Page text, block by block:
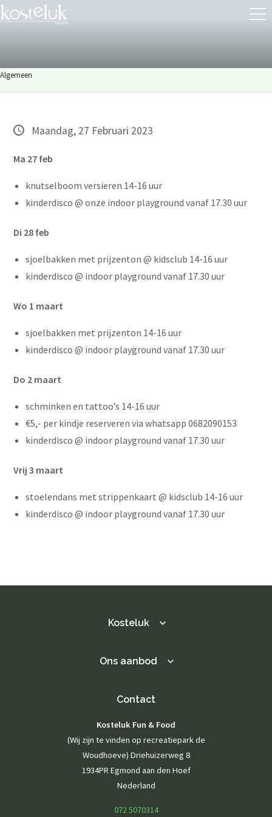
Actueel
Over ons
Menukaart
Feestjes met vrienden &
familie
Kraamfeest of
Verjaardag
Activiteiten
Speelmogelijkheden
Algemeen
Maandag, 27 Februari 2023
Ma 27 feb
knutselboom versieren 14-16 uur
kinderdisco @ onze indoor playground vanaf 17.30 uur
Di 28 feb
sjoelbakken met prijzenton @ kidsclub 14-16 uur
kinderdisco @ indoor playground vanaf 17.30 uur
Wo 1 maart
sjoelbakken met prijzenton 14-16 uur
kinderdisco @ indoor playground vanaf 17.30 uur
Do 2 maart
schminken en tattoo’s 14-16 uur
€5,- per kindje reserveren via whatsapp 0682090153
kinderdisco @ indoor playground vanaf 17.30 uur
Vrij 3 maart
stoelendans met strippenkaart @ kidsclub 14-16 uur
kinderdisco @ indoor playground vanaf 17.30 uur
Kosteluk
Ons aanbod
Contact
Kosteluk Fun & Food
(Wij zijn te vinden op recreatiepark de
Woudhoeve) Driehuizerweg 8
1934PR Egmond aan den Hoef
Nederland
072 5070314